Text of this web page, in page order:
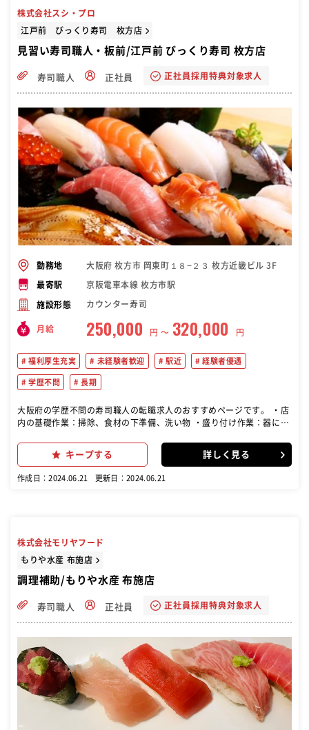
株式会社スシ・プロ
江戸前 びっくり寿司 枚方店
見習い寿司職人・板前/江戸前 びっくり寿司 枚方店
寿司職人 正社員 正社員採用特典対象求人
勤務地 大阪府 枚方市 岡東町１８−２３ 枚方近畿ビル 3F
最寄駅 京阪電車本線 枚方市駅
施設形態 カウンター寿司
月給 250,000 円 〜 320,000 円
福利厚生充実 未経験者歓迎 駅近 経験者優遇
学歴不問 長期
大阪府の学歴不問の寿司職人の転職求人のおすすめページです。 ・店
内の基礎作業：掃除、食材の下準備、洗い物 ・盛り付け作業：器に料
理：煮物、焼き物、天ぷらなどの調理 ・カウンター業務：お客様への
提供、食材の発注と管理 未経験者歓迎で、徐々にスキルを身につけな
キープする 詳しく見る
作成日：2024.06.21 更新日：2024.06.21
株式会社モリヤフード
もりや水産 布施店
調理補助/もりや水産 布施店
寿司職人 正社員 正社員採用特典対象求人